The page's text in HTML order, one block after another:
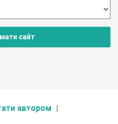
сайт
автором